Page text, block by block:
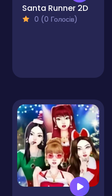
Santa Runner 2D
0 (0 Голосів)